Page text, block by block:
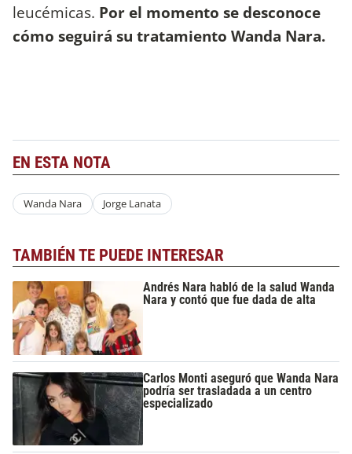
leucémicas. Por el momento se desconoce
cómo seguirá su tratamiento Wanda Nara.
EN ESTA NOTA
Wanda Nara Jorge Lanata
TAMBIÉN TE PUEDE INTERESAR
Andrés Nara habló de la salud Wanda
Nara y contó que fue dada de alta
Carlos Monti aseguró que Wanda Nara
podría ser trasladada a un centro
especializado